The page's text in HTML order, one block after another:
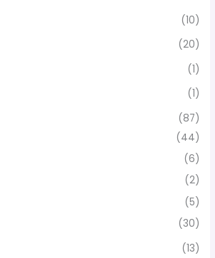
(10)
(20)
(1)
(1)
(87)
(44)
(6)
(2)
(5)
(30)
(13)